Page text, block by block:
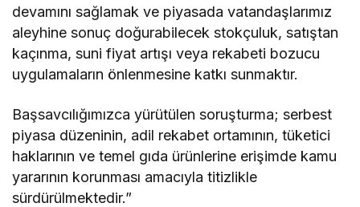
devamını sağlamak ve piyasada vatandaşlarımız
aleyhine sonuç doğurabilecek stokçuluk, satıştan
kaçınma, suni fiyat artışı veya rekabeti bozucu
uygulamaların önlenmesine katkı sunmaktır.
Başsavcılığımızca yürütülen soruşturma; serbest
piyasa düzeninin, adil rekabet ortamının, tüketici
haklarının ve temel gıda ürünlerine erişimde kamu
yararının korunması amacıyla titizlikle
sürdürülmektedir.”